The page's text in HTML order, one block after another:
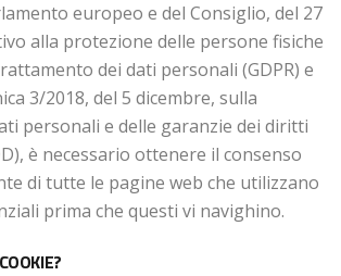
europeo e del Consiglio, del 27
alla protezione delle persone fisiche
dei dati personali (GDPR) e
3/2018, del 5 dicembre, sulla
personali e delle garanzie dei diritti
è necessario ottenere il consenso
di tutte le pagine web che utilizzano
prima che questi vi navighino.